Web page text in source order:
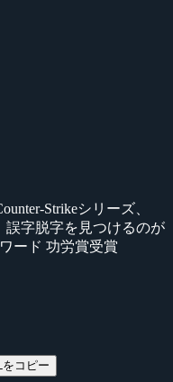
Strikeシリーズ、
誤字脱字を見つけるのが
ード 功労賞受賞
をコピー